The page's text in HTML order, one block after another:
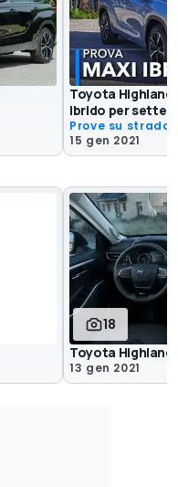
Toyota
ibrido per sette
Prove su strada
15 gen 2021
18
Toyota
13 gen 2021